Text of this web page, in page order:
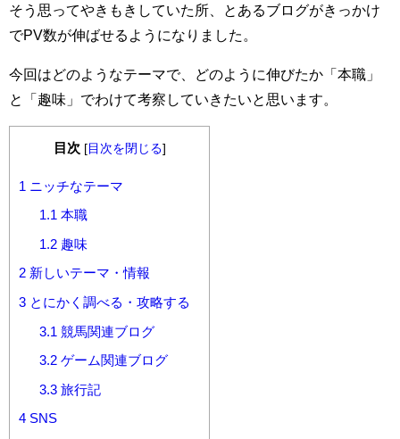
そう思ってやきもきしていた所、とあるブログがきっかけ
でPV数が伸ばせるようになりました。
今回はどのようなテーマで、どのように伸びたか「本職」
と「趣味」でわけて考察していきたいと思います。
目次 [目次を閉じる]
1 ニッチなテーマ
1.1 本職
1.2趣味
2 新しいテーマ・情報
3 とにかく調べる・攻略する
3.1 競馬関連ブログ
3.2ゲーム関連ブログ
3.3旅行記
4 SNS